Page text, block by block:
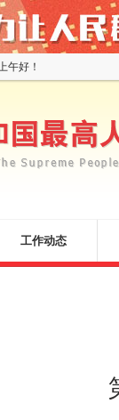
午好！
工作动态